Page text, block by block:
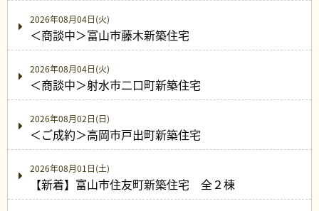
2026年08月04日(火)
＜商談中＞富山市藤木新築住宅
2026年08月04日(火)
＜商談中＞射水市二口町新築住宅
2026年08月02日(日)
＜ご成約＞高岡市戸出町新築住宅
2026年08月01日(土)
【新着】富山市住友町新築住宅 全２棟